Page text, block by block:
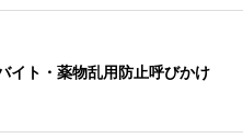
イト・薬物乱用防止呼びかけ